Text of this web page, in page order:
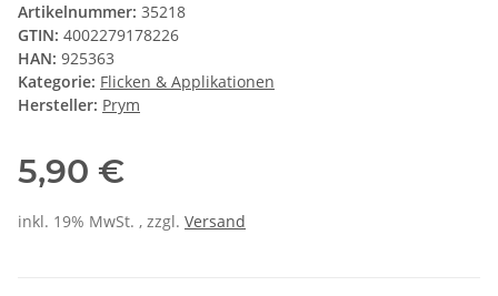
Artikelnummer: 35218
GTIN: 4002279178226
HAN: 925363
Kategorie: Flicken & Applikationen
Hersteller: Prym
5,90 €
inkl. 19% MwSt. , zzgl. Versand